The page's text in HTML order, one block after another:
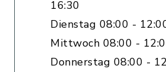
16:30
Dienstag 08:00 -
Mittwoch 08:00 -
Donnerstag 08:00 -